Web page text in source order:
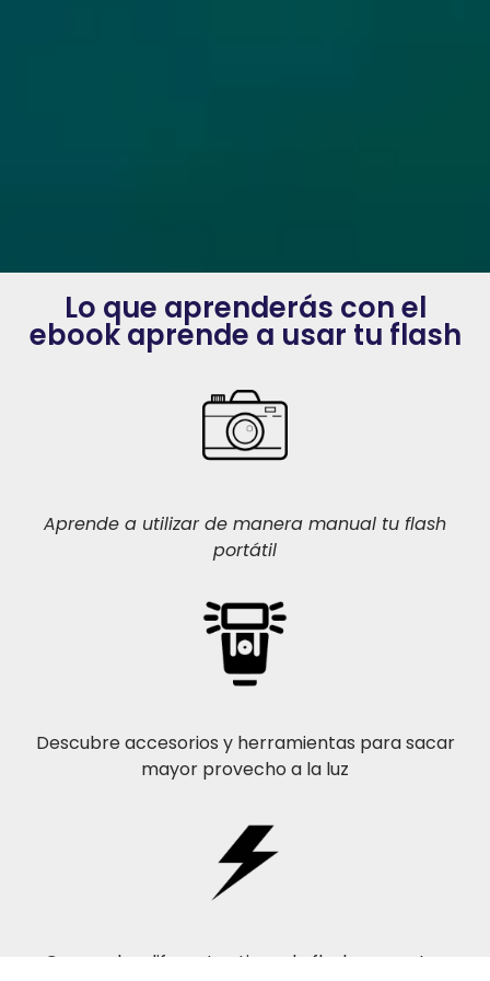
Lo que aprenderás con el
ebook aprende a usar tu flash
Aprende a utilizar de manera manual tu flash
portátil
Descubre accesorios y herramientas para sacar
mayor provecho a la luz
Conoce los diferentes tipos de flash presentes